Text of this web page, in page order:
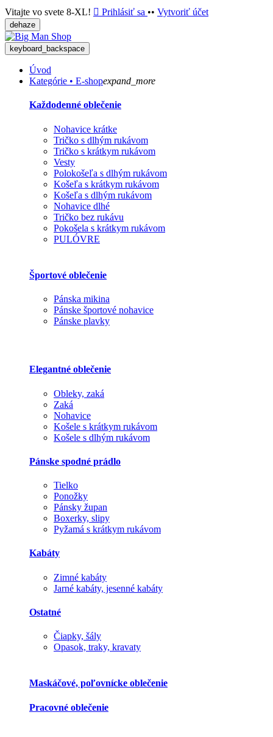
Vitajte vo svete 8-XL!  Prihlásiť sa •• Vytvoriť účet
dehaze
keyboard_backspace
Úvod
Kategórie • E-shopexpand_more
Každodenné oblečenie
Nohavice krátke
Tričko s dlhým rukávom
Tričko s krátkym rukávom
Vesty
Polokošeľa s dlhým rukávom
Košeľa s krátkym rukávom
Košeľa s dlhým rukávom
Nohavice dlhé
Tričko bez rukávu
Pokošela s krátkym rukávom
PULÓVRE
Športové oblečenie
Pánska mikina
Pánske športové nohavice
Pánske plavky
Elegantné oblečenie
Obleky, zaká
Zaká
Nohavice
Košele s krátkym rukávom
Košele s dlhým rukávom
Pánske spodné prádlo
Tielko
Ponožky
Pánsky župan
Boxerky, slipy
Pyžamá s krátkym rukávom
Kabáty
Zimné kabáty
Jarné kabáty, jesenné kabáty
Ostatné
Čiapky, šály
Opasok, traky, kravaty
Maskáčové, poľovnícke oblečenie
Pracovné oblečenie